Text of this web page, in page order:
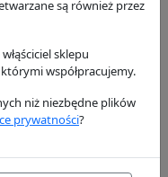
hydrauliczny
P764668
Donaldson
148.19 zł
są również przez
sklepu
współpracujemy.
niż niezbędne plików
prywatności?